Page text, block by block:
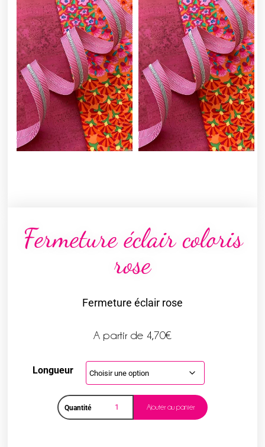
Fermeture éclair coloris
rose
Fermeture éclair rose
A partir de 4,70€
Longueur
Quantité Ajouter au panier